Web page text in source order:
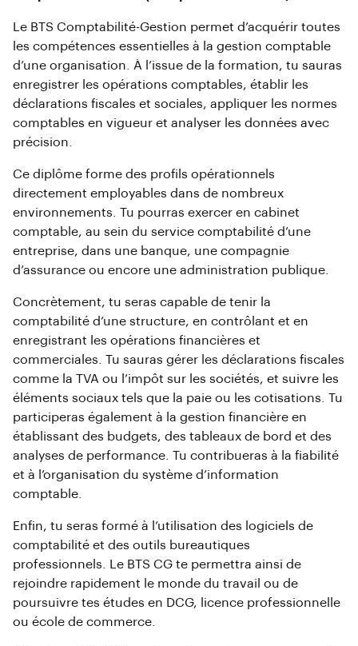
Le BTS Comptabilité-Gestion permet d’acquérir toutes
les compétences essentielles à la gestion comptable
d’une organisation. À l’issue de la formation, tu sauras
enregistrer les opérations comptables, établir les
déclarations fiscales et sociales, appliquer les normes
comptables en vigueur et analyser les données avec
précision.
Ce diplôme forme des profils opérationnels
directement employables dans de nombreux
environnements. Tu pourras exercer en cabinet
comptable, au sein du service comptabilité d’une
entreprise, dans une banque, une compagnie
d’assurance ou encore une administration publique.
Concrètement, tu seras capable de tenir la
comptabilité d’une structure, en contrôlant et en
enregistrant les opérations financières et
commerciales. Tu sauras gérer les déclarations fiscales
comme la TVA ou l’impôt sur les sociétés, et suivre les
éléments sociaux tels que la paie ou les cotisations. Tu
participeras également à la gestion financière en
établissant des budgets, des tableaux de bord et des
analyses de performance. Tu contribueras à la fiabilité
et à l’organisation du système d’information
comptable.
Enfin, tu seras formé à l’utilisation des logiciels de
comptabilité et des outils bureautiques
professionnels. Le BTS CG te permettra ainsi de
rejoindre rapidement le monde du travail ou de
poursuivre tes études en DCG, licence professionnelle
ou école de commerce.